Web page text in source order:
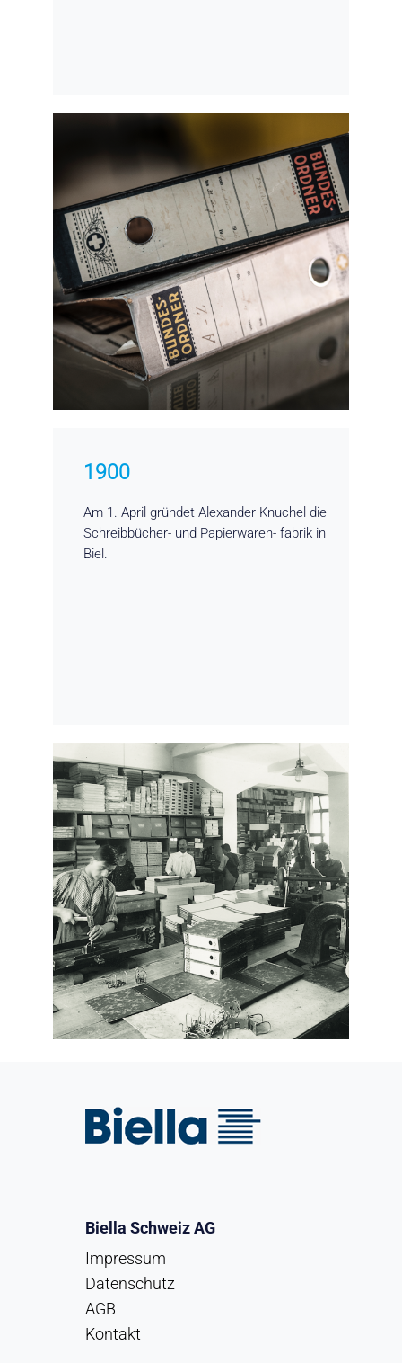
1900
Am 1. April gründet Alexander Knuchel die
Schreibbücher- und Papierwaren- fabrik in
Biel.
Biella Schweiz AG
Impressum
Datenschutz
AGB
Kontakt